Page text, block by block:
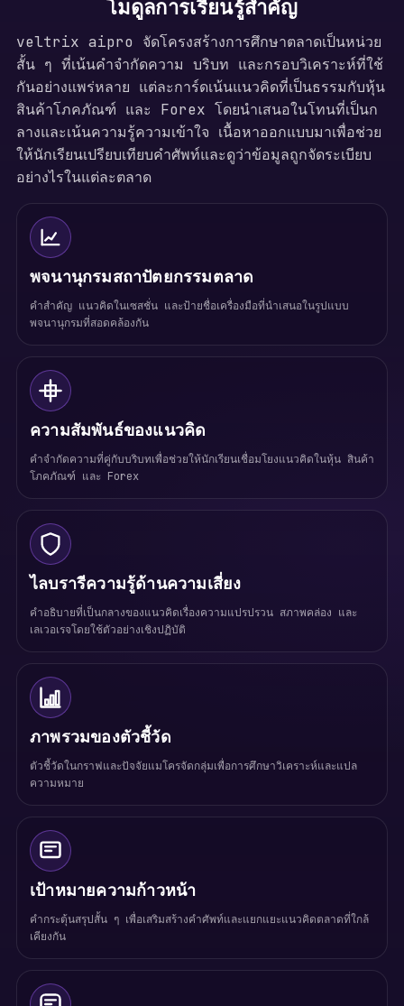
1
โมดูลการเรียนรู้สำคัญ
veltrix aipro จัดโครงสร้างการศึกษาตลาดเป็นหน่วย
สั้น ๆ ที่เน้นคำจำกัดความ บริบท และกรอบวิเคราะห์ที่ใช้
กันอย่างแพร่หลาย แต่ละการ์ดเน้นแนวคิดที่เป็นธรรมกับหุ้น
สินค้าโภคภัณฑ์ และ Forex โดยนำเสนอในโทนที่เป็นก
ลางและเน้นความรู้ความเข้าใจ เนื้อหาออกแบบมาเพื่อช่วย
ให้นักเรียนเปรียบเทียบคำศัพท์และดูว่าข้อมูลถูกจัดระเบียบ
อย่างไรในแต่ละตลาด
พจนานุกรมสถาปัตยกรรมตลาด
คำสำคัญ แนวคิดในเซสชั่น และป้ายชื่อเครื่องมือที่นำเสนอในรูปแบบ
พจนานุกรมที่สอดคล้องกัน
ความสัมพันธ์ของแนวคิด
คำจำกัดความที่คู่กับบริบทเพื่อช่วยให้นักเรียนเชื่อมโยงแนวคิดในหุ้น สินค้า
โภคภัณฑ์ และ Forex
ไลบรารีความรู้ด้านความเสี่ยง
คำอธิบายที่เป็นกลางของแนวคิดเรื่องความแปรปรวน สภาพคล่อง และ
เลเวอเรจโดยใช้ตัวอย่างเชิงปฏิบัติ
ภาพรวมของตัวชี้วัด
ตัวชี้วัดในกราฟและปัจจัยแมโครจัดกลุ่มเพื่อการศึกษาวิเคราะห์และแปล
ความหมาย
เป้าหมายความก้าวหน้า
คำกระตุ้นสรุปสั้น ๆ เพื่อเสริมสร้างคำศัพท์และแยกแยะแนวคิดตลาดที่ใกล้
เคียงกัน